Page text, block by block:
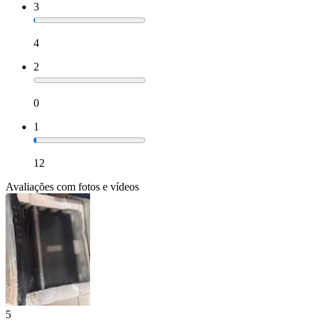
3
4
2
0
1
12
Avaliações com fotos e vídeos
5